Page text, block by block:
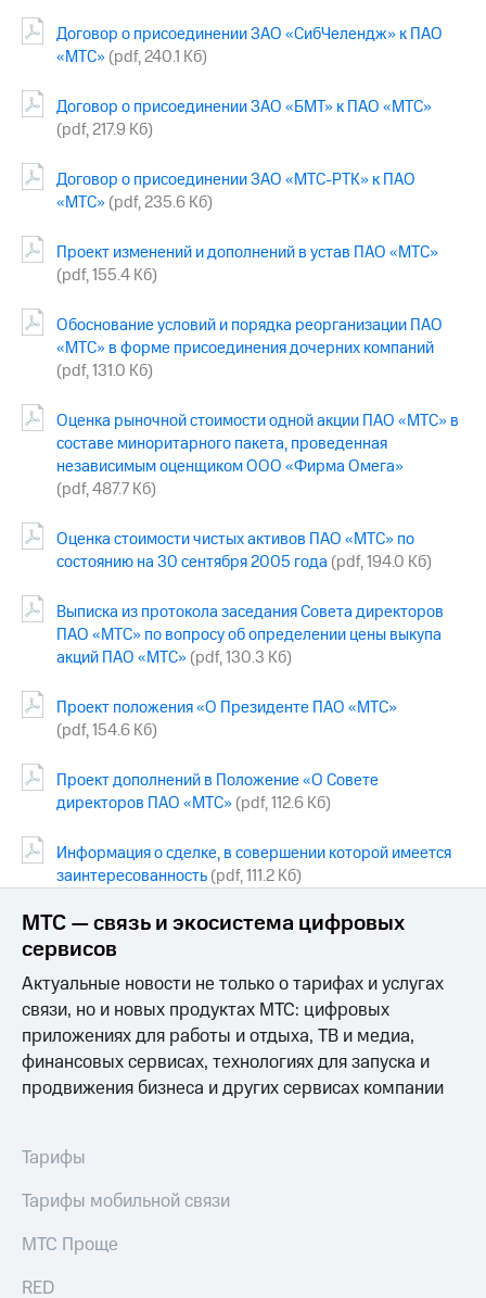
Личный
кабинет
акционера
капитал
Контроль
аудит
Рынок
акций
Описание
Программа
Порядок
выкупа
акций
Дивиденды
облигаций
Описание
Еврооблигации-2023
Уведомление
погашении
именных
Другое
Регистратор
Реквизиты
развитие
деловая этика
Договор о присоединении ЗАО «СибЧелендж» к ПАО
«МТС» (pdf, 240.1 Кб)
Договор о присоединении ЗАО «БМТ» к ПАО «МТС»
(pdf, 217.9 Кб)
Договор о присоединении ЗАО «МТС-РТК» к ПАО
«МТС» (pdf, 235.6 Кб)
Проект изменений и дополнений в устав ПАО «МТС»
(pdf, 155.4 Кб)
Обоснование условий и порядка реорганизации ПАО
«МТС» в форме присоединения дочерних компаний
(pdf, 131.0 Кб)
Оценка рыночной стоимости одной акции ПАО «МТС» в
составе миноритарного пакета, проведенная
независимым оценщиком ООО «Фирма Омега»
(pdf, 487.7 Кб)
Оценка стоимости чистых активов ПАО «МТС» по
состоянию на 30 сентября 2005 года (pdf, 194.0 Кб)
Выписка из протокола заседания Совета директоров
ПАО «МТС» по вопросу об определении цены выкупа
акций ПАО «МТС» (pdf, 130.3 Кб)
Проект положения «О Президенте ПАО «МТС»
(pdf, 154.6 Кб)
Проект дополнений в Положение «О Совете
директоров ПАО «МТС» (pdf, 112.6 Кб)
Информация о сделке, в совершении которой имеется
заинтересованность(pdf, 111.2 Кб)
МТС — связь и экосистема цифровых
сервисов
Актуальные новости не только о тарифах и услугах
связи, но и новых продуктах МТС: цифровых
приложениях для работы и отдыха, ТВ и медиа,
финансовых сервисах, технологиях для запуска и
продвижения бизнеса и других сервисах компании
Тарифы
Тарифы мобильной связи
МТС Проще
RED